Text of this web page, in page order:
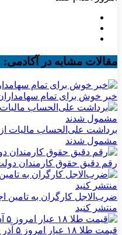
مقالات مشابه در آکادمی:
خبر خوش برای تمام
برداشت علی‌الحساب مالیات
مشمول شدند
رقم دقیق حقوق کارمندان دولت در ۱۴۰۵
منتشر کنید
قیمت طلا ۱۸ عیار امروز ۵ آذر اعلام شد + جدول